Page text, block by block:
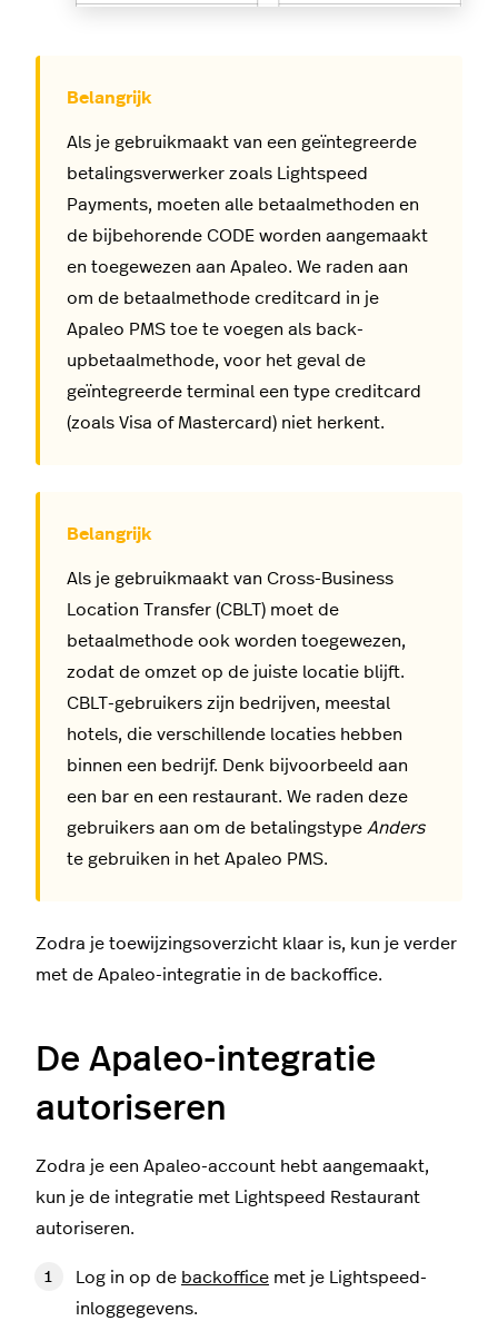
Als je gebruikmaakt van een geïntegreerde
betalingsverwerker zoals Lightspeed
Payments, moeten alle betaalmethoden en
de bijbehorende CODE worden aangemaakt
en toegewezen aan Apaleo. We raden aan
om de betaalmethode creditcard in je
Apaleo PMS toe te voegen als back-
upbetaalmethode, voor het geval de
geïntegreerde terminal een type creditcard
(zoals Visa of Mastercard) niet herkent.
Als je gebruikmaakt van Cross-Business
Location Transfer (CBLT) moet de
betaalmethode ook worden toegewezen,
zodat de omzet op de juiste locatie blijft.
CBLT-gebruikers zijn bedrijven, meestal
hotels, die verschillende locaties hebben
binnen een bedrijf. Denk bijvoorbeeld aan
een bar en een restaurant. We raden deze
gebruikers aan om de betalingstype Anders
te gebruiken in het Apaleo PMS.
Zodra je toewijzingsoverzicht klaar is, kun je verder
met de Apaleo-integratie in de backoffice.
De Apaleo-integratie
autoriseren
Zodra je een Apaleo-account hebt aangemaakt,
kun je de integratie met Lightspeed Restaurant
autoriseren.
Log in op de backoffice met je Lightspeed-
inloggegevens.